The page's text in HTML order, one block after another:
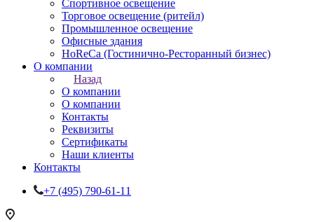
Спортивное освещение
Торговое освещение (ритейл)
Промышленное освещение
Офисные здания
HoReCa (Гостинично-Ресторанный бизнес)
О компании
Назад
О компании
О компании
Контакты
Реквизиты
Сертификаты
Наши клиенты
Контакты
+7 (495) 790-61-11